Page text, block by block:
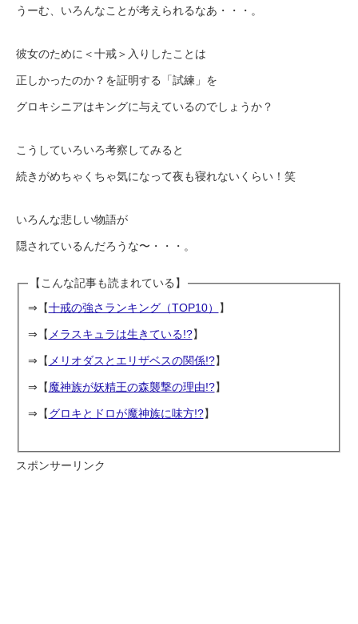
うーむ、いろんなことが考えられるなあ・・・。
彼女のために＜十戒＞入りしたことは
正しかったのか？を証明する「試練」を
グロキシニアはキングに与えているのでしょうか？
こうしていろいろ考察してみると
続きがめちゃくちゃ気になって夜も寝れないくらい！笑
いろんな悲しい物語が
隠されているんだろうな〜・・・。
【こんな記事も読まれている】
⇒【十戒の強さランキング（TOP10） 】
⇒【 メラスキュラは生きている!?】
⇒【 メリオダスとエリザベスの関係!?】
⇒【魔神族が妖精王の森襲撃の理由!?】
⇒【グロキとドロが魔神族に味方!?】
スポンサーリンク